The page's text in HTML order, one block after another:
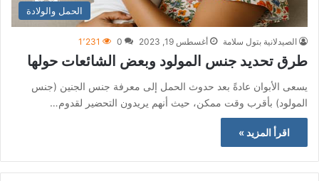
الحمل والولادة
الصيدلانية بتول سلامة أغسطس 19, 2023 0 1٬231
طرق تحديد جنس المولود وبعض الشائعات حولها
يسعى الأبوان عادةً بعد حدوث الحمل إلى معرفة جنس الجنين (جنس
المولود) بأقرب وقت ممكن، حيث أنهم يريدون التحضير لقدوم…
اقرأ المزيد »